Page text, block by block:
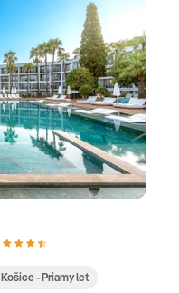
Košice - Priamy let